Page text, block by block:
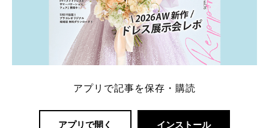
アプリで記事を保存・購読
アプリで開く インストール